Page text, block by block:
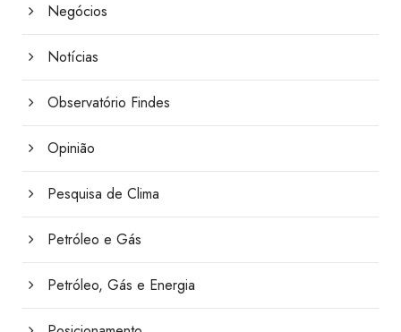
Negócios
Notícias
Observatório Findes
Opinião
Pesquisa de Clima
Petróleo e Gás
Petróleo, Gás e Energia